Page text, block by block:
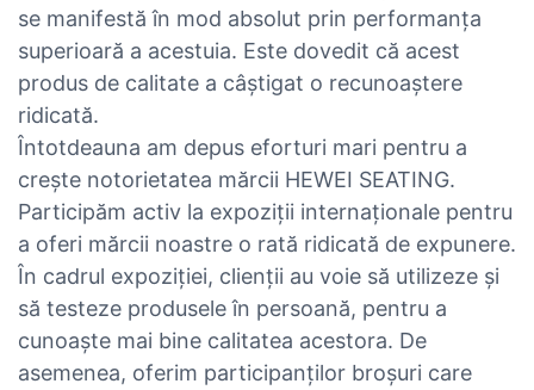
se manifestă în mod absolut prin performanța
superioară a acestuia. Este dovedit că acest
produs de calitate a câștigat o recunoaștere
ridicată.
Întotdeauna am depus eforturi mari pentru a
crește notorietatea mărcii HEWEI SEATING.
Participăm activ la expoziții internaționale pentru
a oferi mărcii noastre o rată ridicată de expunere.
În cadrul expoziției, clienții au voie să utilizeze și
să testeze produsele în persoană, pentru a
cunoaște mai bine calitatea acestora. De
asemenea, oferim participanților broșuri care